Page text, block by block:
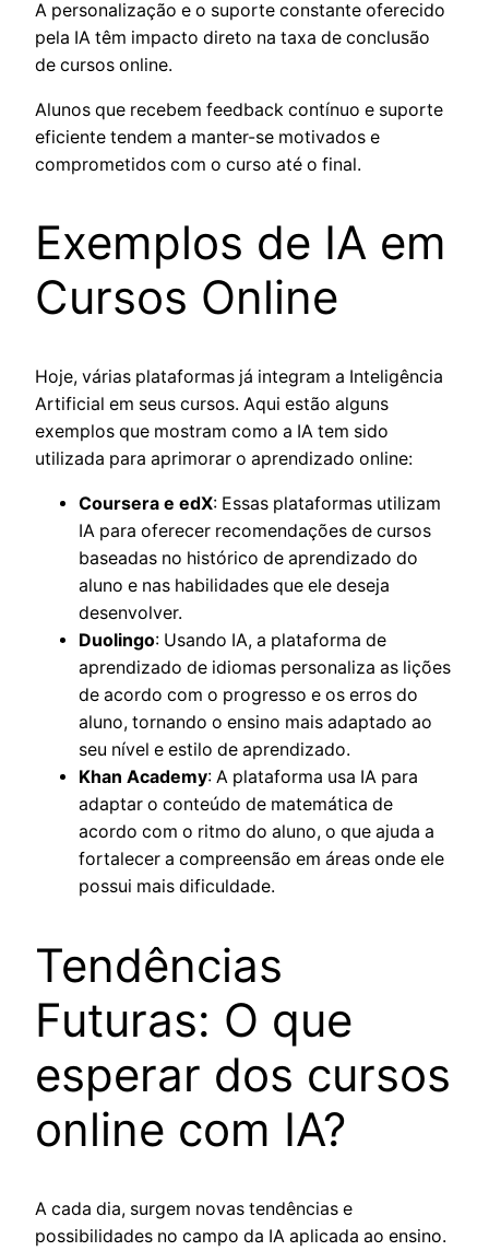
A personalização e o suporte constante oferecido
pela IA têm impacto direto na taxa de conclusão
de cursos online.
Alunos que recebem feedback contínuo e suporte
eficiente tendem a manter-se motivados e
comprometidos com o curso até o final.
Exemplos de IA em
Cursos Online
Hoje, várias plataformas já integram a Inteligência
Artificial em seus cursos. Aqui estão alguns
exemplos que mostram como a IA tem sido
utilizada para aprimorar o aprendizado online:
Coursera e edX: Essas plataformas utilizam
IA para oferecer recomendações de cursos
baseadas no histórico de aprendizado do
aluno e nas habilidades que ele deseja
desenvolver.
Duolingo: Usando IA, a plataforma de
aprendizado de idiomas personaliza as lições
de acordo com o progresso e os erros do
aluno, tornando o ensino mais adaptado ao
seu nível e estilo de aprendizado.
Khan Academy: A plataforma usa IA para
adaptar o conteúdo de matemática de
acordo com o ritmo do aluno, o que ajuda a
fortalecer a compreensão em áreas onde ele
possui mais dificuldade.
Tendências
Futuras: O que
esperar dos cursos
online com IA?
A cada dia, surgem novas tendências e
possibilidades no campo da IA aplicada ao ensino.